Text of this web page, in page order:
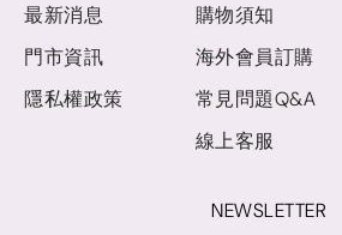
最新消息
門市資訊
隱私權政策
購物須知
海外會員訂購
常見問題Q&A
線上客服
NEWSLETTER